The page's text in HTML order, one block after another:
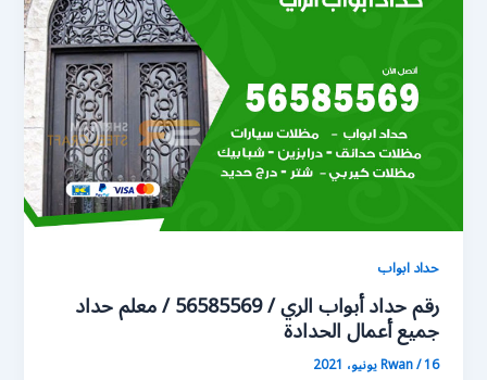
حداد ابواب
رقم حداد أبواب الري / 56585569 / معلم حداد
جميع أعمال الحدادة
Rwan/16 يونيو، 2021